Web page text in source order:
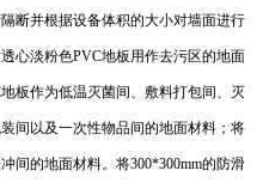
断并根据设备体积的大小对墙面进行
心淡粉色PVC地板用作去污区的地面
板作为低温灭菌间、敷料打包间、灭
间以及一次性物品间的地面材料；将
间的地面材料。将300*300mm的防滑